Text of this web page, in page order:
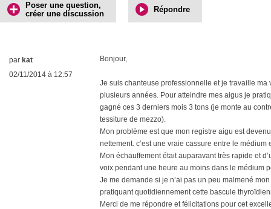
Poser une question,
créer une discussion
Répondre
par kat
02/11/2014 à 12:57
Bonjour,
Je suis chanteuse professionnelle et je travaille
plusieurs années. Pour atteindre mes aigus je
gagné ces 3 derniers mois 3 tons (je monte au
tessiture de mezzo).
Mon problème est que mon registre aigu est
nettement. c’est une vraie cassure entre le
Mon échauffement était auparavant très rapide et
voix pendant une heure au moins dans le médium
Je me demande si je n’ai pas un peu malmené
pratiquant quotidiennement cette bascule
Merci de me répondre et félicitations pour cet